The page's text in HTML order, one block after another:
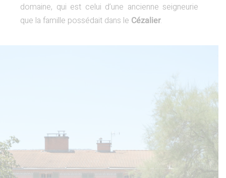
domaine, qui est celui d’une ancienne seigneurie
que la famille possédait dans le Cézalier.